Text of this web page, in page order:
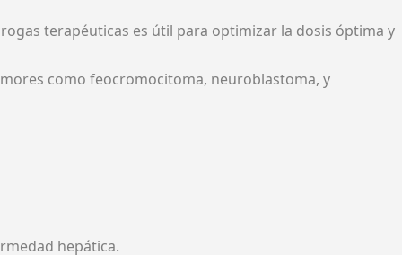
terapéuticas es útil para optimizar la dosis óptima y
como feocromocitoma, neuroblastoma, y
hepática.